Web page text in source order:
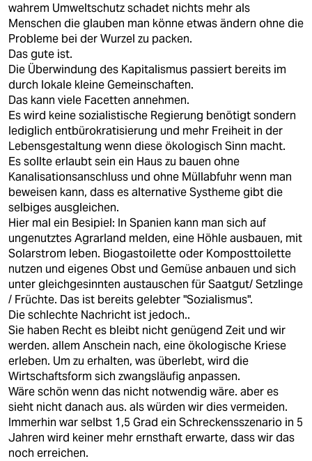
wahrem Umweltschutz schadet nichts mehr als
Menschen die glauben man könne etwas ändern ohne die
Probleme bei der Wurzel zu packen.
Das gute ist.
Die Überwindung des Kapitalismus passiert bereits im
durch lokale kleine Gemeinschaften.
Das kann viele Facetten annehmen.
Es wird keine sozialistische Regierung benötigt sondern
lediglich entbürokratisierung und mehr Freiheit in der
Lebensgestaltung wenn diese ökologisch Sinn macht.
Es sollte erlaubt sein ein Haus zu bauen ohne
Kanalisationsanschluss und ohne Müllabfuhr wenn man
beweisen kann, dass es alternative Systheme gibt die
selbiges ausgleichen.
Hier mal ein Besipiel: In Spanien kann man sich auf
ungenutztes Agrarland melden, eine Höhle ausbauen, mit
Solarstrom leben. Biogastoilette oder Komposttoilette
nutzen und eigenes Obst und Gemüse anbauen und sich
unter gleichgesinnten austauschen für Saatgut/ Setzlinge
/ Früchte. Das ist bereits gelebter "Sozialismus".
Die schlechte Nachricht ist jedoch..
Sie haben Recht es bleibt nicht genügend Zeit und wir
werden. allem Anschein nach, eine ökologische Kriese
erleben. Um zu erhalten, was überlebt, wird die
Wirtschaftsform sich zwangsläufig anpassen.
Wäre schön wenn das nicht notwendig wäre. aber es
sieht nicht danach aus. als würden wir dies vermeiden.
Immerhin war selbst 1,5 Grad ein Schreckensszenario in 5
Jahren wird keiner mehr ernsthaft erwarte, dass wir das
noch erreichen.